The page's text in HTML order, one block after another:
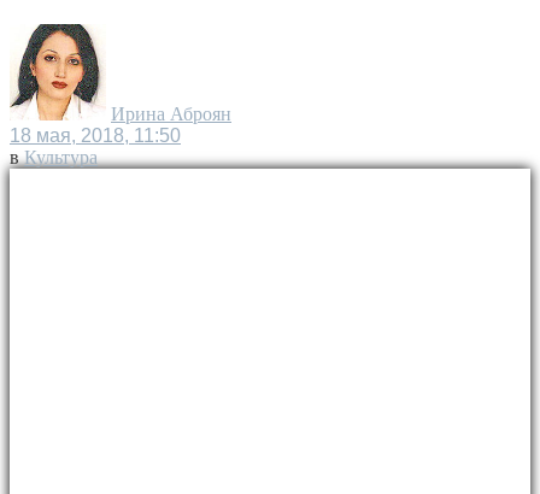
Ирина Аброян
18 мая, 2018, 11:50
в Культура